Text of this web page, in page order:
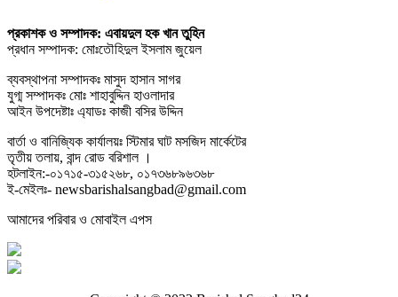
প্রকাশক ও সম্পাদক: এবায়দুল হক খান তুহিন
প্রধান সম্পাদক: মোঃতৌহিদুল ইসলাম জুয়েল
ব্যবস্থাপনা সম্পাদকঃ মাসুদ হাসান সাগর
যুগ্ম সম্পাদকঃ মোঃ শাহাবুদ্দিন হাওলাদার
আইন উপদেষ্টাঃ এ্যাডঃ কাজী বসির উদ্দিন
বার্তা ও বানিজ্যিক কার্যালয়ঃ স্টিমার ঘাট মসজিদ মার্কেটের
তৃতীয় তলায়, বান্দ রোড বরিশাল ।
হটলাইন:-০১৭১৫-৩১৫২৬৮, ০১৭৩৬৮৯৬৩৬৮
ই-মেইলঃ- newsbarishalsangbad@gmail.com
আমাদের পরিবার ও মোবাইল এপস